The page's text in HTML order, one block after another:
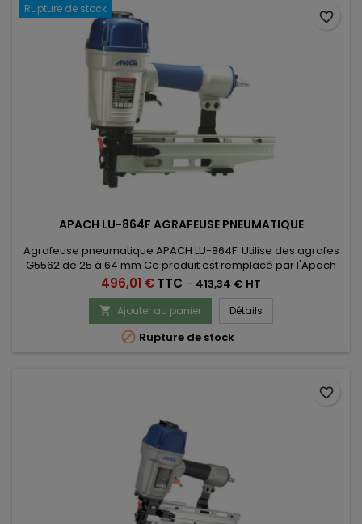
Rupture de stock
APACH LU-864F AGRAFEUSE PNEUMATIQUE
Agrafeuse pneumatique APACH LU-864F. Utilise des agrafes
G5562 de 25 à 64 mm Ce produit est remplacé par l'Apach
LU-1580F
Prix
496,01 €TTC - 413,34 € HT
 Ajouter au panier Détails
 Rupture de stock
favorite_border
favorite_border